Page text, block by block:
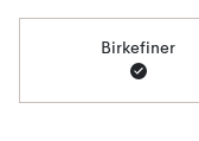
Birkefiner